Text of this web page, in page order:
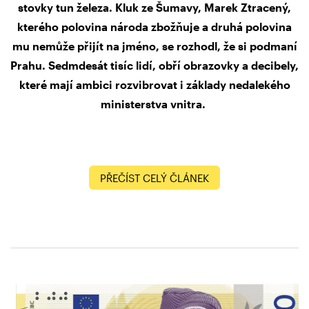
stovky tun železa. Kluk ze Šumavy, Marek Ztracený,
kterého polovina národa zbožňuje a druhá polovina
mu nemůže přijít na jméno, se rozhodl, že si podmaní
Prahu. Sedmdesát tisíc lidí, obří obrazovky a decibely,
které mají ambici rozvibrovat i základy nedalekého
ministerstva vnitra.
PŘEČÍST CELÝ ČLÁNEK